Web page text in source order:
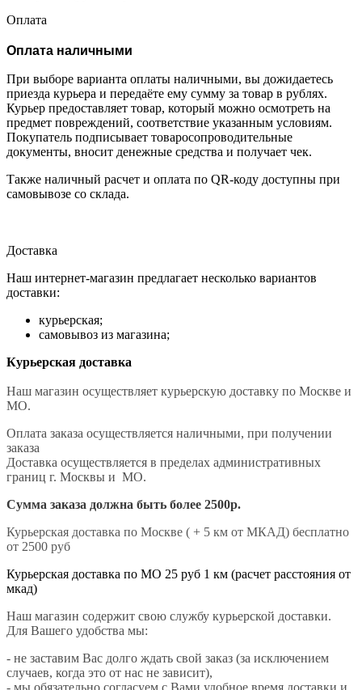
Оплата
Оплата наличными
При выборе варианта оплаты наличными, вы дожидаетесь
приезда курьера и передаёте ему сумму за товар в рублях.
Курьер предоставляет товар, который можно осмотреть на
предмет повреждений, соответствие указанным условиям.
Покупатель подписывает товаросопроводительные
документы, вносит денежные средства и получает чек.
Также наличный расчет и оплата по QR-коду доступны при
самовывозе со склада.
Доставка
Наш интернет-магазин предлагает несколько вариантов
доставки:
курьерская;
самовывоз из магазина;
Курьерская доставка
Наш магазин осуществляет курьерскую доставку по Москве и
МО.
Оплата заказа осуществляется наличными, при получении
заказа
Доставка осуществляется в пределах административных
границ г. Москвы и МО.
Сумма заказа должна быть более 2500р.
Курьерская доставка по Москве ( + 5 км от МКАД) бесплатно
от 2500 руб
Курьерская доставка по МО 25 руб 1 км (расчет расстояния от
мкад)
Наш магазин содержит свою службу курьерской доставки.
Для Вашего удобства мы:
- не заставим Вас долго ждать свой заказ (за исключением
случаев, когда это от нас не зависит),
- мы обязательно согласуем с Вами удобное время доставки и